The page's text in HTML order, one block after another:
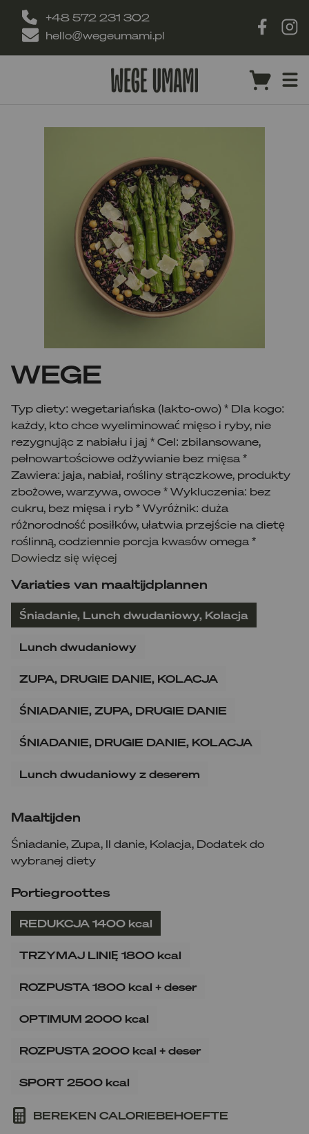
+48 572 231 302
hello@wegeumami.pl
WEGE
Typ diety: wegetariańska (lakto-owo) * Dla kogo:
każdy, kto chce wyeliminować mięso i ryby, nie
rezygnując z nabiału i jaj * Cel: zbilansowane,
pełnowartościowe odżywianie bez mięsa *
Zawiera: jaja, nabiał, rośliny strączkowe, produkty
zbożowe, warzywa, owoce * Wykluczenia: bez
cukru, bez mięsa i ryb * Wyróżnik: duża
różnorodność posiłków, ułatwia przejście na dietę
roślinną, codziennie porcja kwasów omega *
Dowiedz się więcej
Variaties van maaltijdplannen
Śniadanie, Lunch dwudaniowy, Kolacja
Lunch dwudaniowy
ZUPA, DRUGIE DANIE, KOLACJA
ŚNIADANIE, ZUPA, DRUGIE DANIE
ŚNIADANIE, DRUGIE DANIE, KOLACJA
Lunch dwudaniowy z deserem
Maaltijden
Śniadanie,Zupa, II danie, Kolacja, Dodatek do
wybranej diety
Portiegroottes
REDUKCJA 1400 kcal
TRZYMAJ LINIĘ 1800 kcal
ROZPUSTA 1800 kcal + deser
OPTIMUM 2000 kcal
ROZPUSTA 2000 kcal + deser
SPORT 2500 kcal
BEREKEN CALORIEBEHOEFTE